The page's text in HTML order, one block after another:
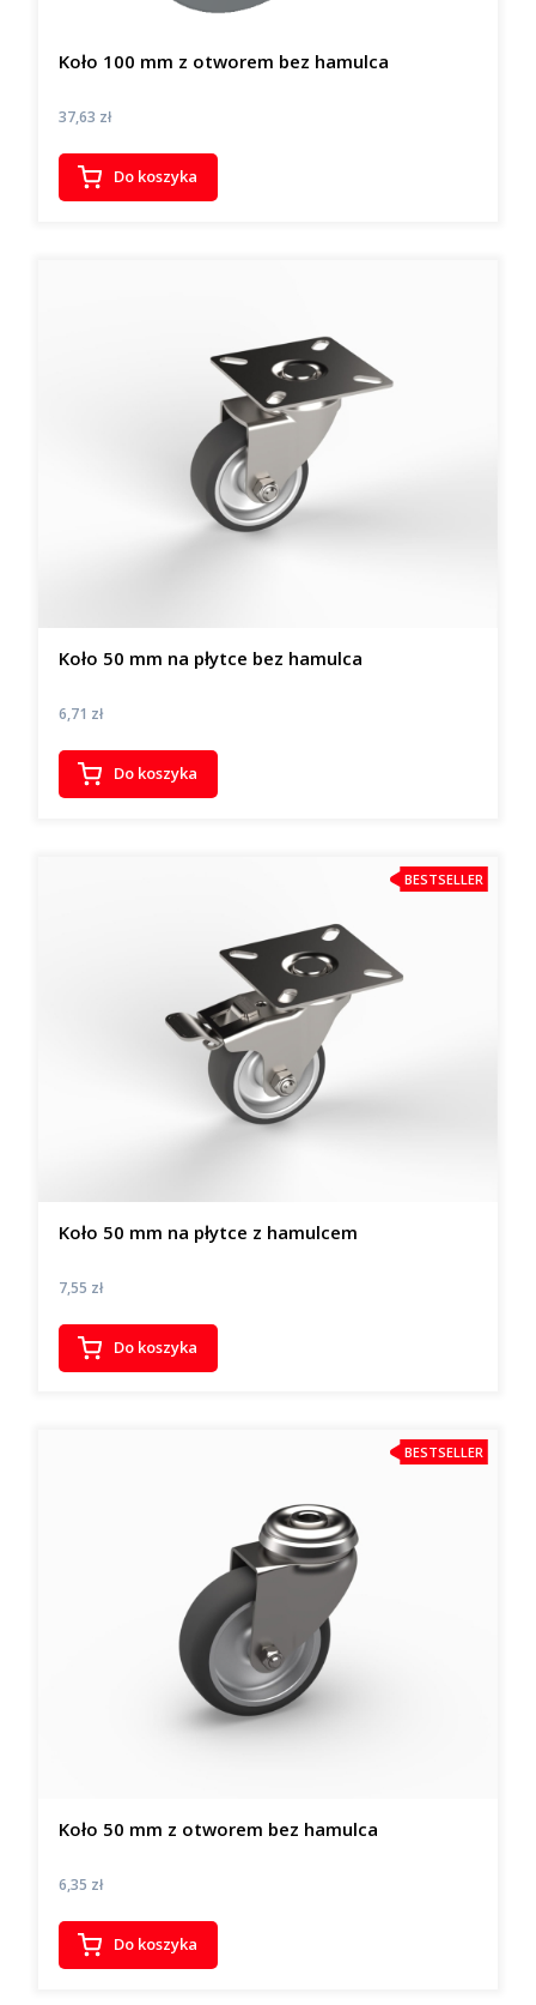
Koło 100 mm z otworem bez hamulca
Cena
37,63 zł
Do koszyka
Koło 50 mm na płytce bez hamulca
Cena
6,71 zł
Do koszyka
BESTSELLER
Koło 50 mm na płytce z hamulcem
Cena
7,55 zł
Do koszyka
BESTSELLER
Koło 50 mm z otworem bez hamulca
Cena
6,35 zł
Do koszyka